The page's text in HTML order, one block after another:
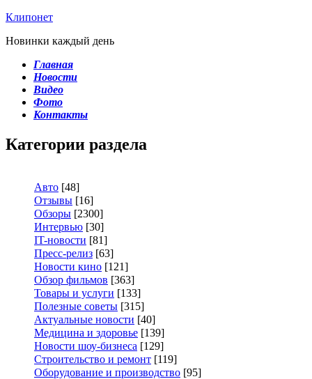
Клипонет
Новинки каждый день
Главная
Новости
Видео
Фото
Контакты
Категории раздела
Авто [48]
Отзывы [16]
Обзоры [2300]
Интервью [30]
IT-новости [81]
Пресс-релиз [63]
Новости кино [121]
Обзор фильмов [363]
Товары и услуги [133]
Полезные советы [315]
Актуальные новости [40]
Медицина и здоровье [139]
Новости шоу-бизнеса [129]
Строительство и ремонт [119]
Оборудование и производство [95]